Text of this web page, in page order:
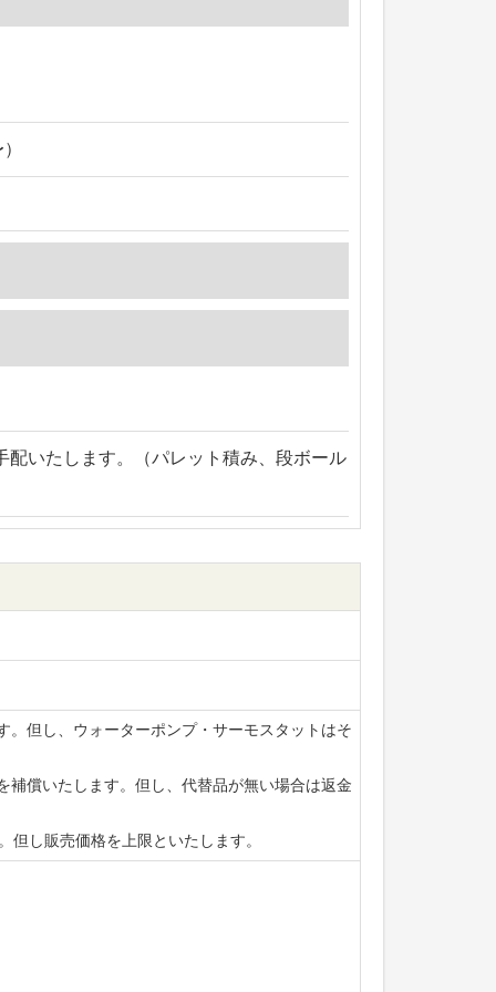
いたします。（パレット積み、段ボール
但し、ウォーターポンプ・サーモスタットはそ
償いたします。但し、代替品が無い場合は返金
し販売価格を上限といたします。